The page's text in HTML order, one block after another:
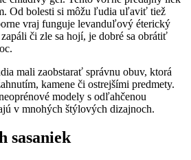
Od bolesti si môžu ľudia uľaviť tiež
vraj funguje levanduľový éterický
či zle sa hojí, je dobré sa obrátiť
mali zaobstarať správnu obuv, ktorá
kamene či ostrejšími predmety.
modely s odľahčenou
v mnohých štýlových dizajnoch.
sasaniek